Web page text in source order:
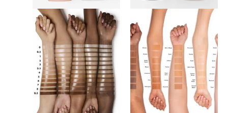
en
la
página
de
producto
elegir
en
de